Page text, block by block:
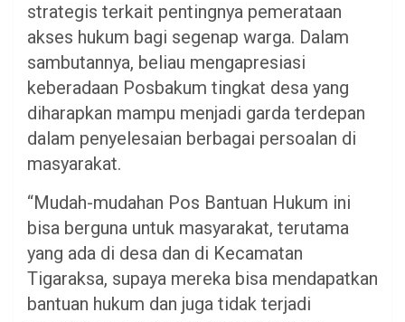
strategis terkait pentingnya pemerataan
akses hukum bagi segenap warga. Dalam
sambutannya, beliau mengapresiasi
keberadaan Posbakum tingkat desa yang
diharapkan mampu menjadi garda terdepan
dalam penyelesaian berbagai persoalan di
masyarakat.
“Mudah-mudahan Pos Bantuan Hukum ini
bisa berguna untuk masyarakat, terutama
yang ada di desa dan di Kecamatan
Tigaraksa, supaya mereka bisa mendapatkan
bantuan hukum dan juga tidak terjadi